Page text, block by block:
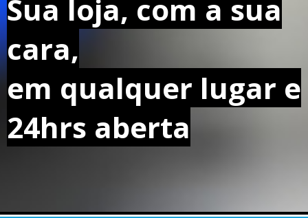
Sua loja, com a sua
cara,
em qualquer lugar e
24hrs aberta